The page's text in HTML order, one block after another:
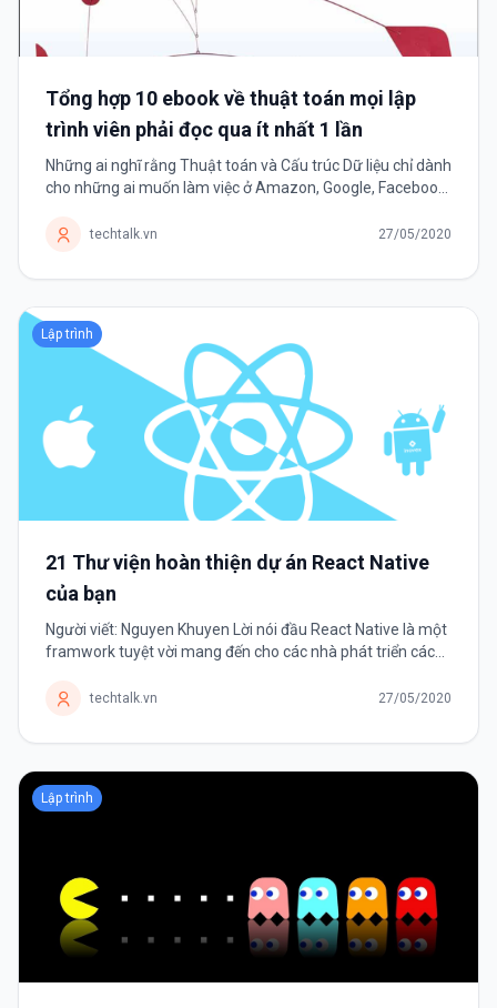
Tổng hợp 10 ebook về thuật toán mọi lập
trình viên phải đọc qua ít nhất 1 lần
Những ai nghĩ rằng Thuật toán và Cấu trúc Dữ liệu chỉ dành
cho những ai muốn làm việc ở Amazon, Google, Facebook,
tồn tại bền vững...
techtalk.vn 27/05/2020
Lập trình
21 Thư viện hoàn thiện dự án React Native
của bạn
Người viết: Nguyen Khuyen Lời nói đầu React Native là một
framwork tuyệt vời mang đến cho các nhà phát triển cách
danh sách dài các thư...
techtalk.vn 27/05/2020
Lập trình